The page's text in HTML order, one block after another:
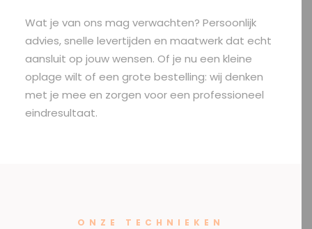
Wat je van ons mag verwachten? Persoonlijk
advies, snelle levertijden en maatwerk dat echt
aansluit op jouw wensen. Of je nu een kleine
oplage wilt of een grote bestelling: wij denken
met je mee en zorgen voor een professioneel
eindresultaat.
ONZE TECHNIEKEN